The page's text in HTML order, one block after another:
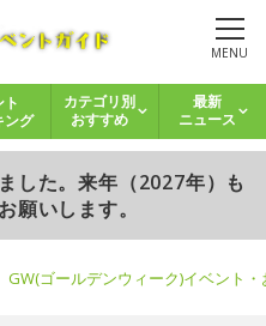
MENU
ト
ング
カテゴリ別
おすすめ
最新
ニュース
した。来年（2027年）も
願いします。
GW(ゴールデンウィーク)イベント